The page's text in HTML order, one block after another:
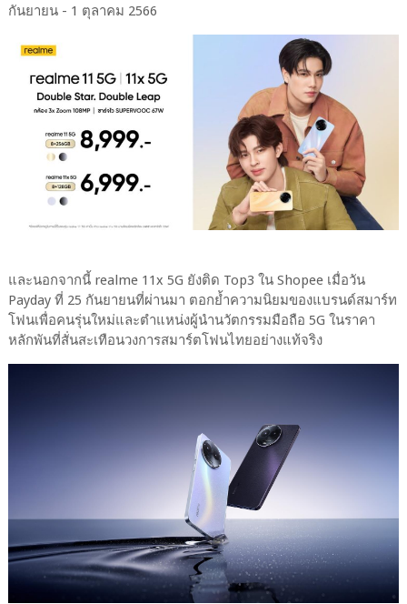
กันยายน - 1 ตุลาคม 2566
และนอกจากนี้ realme 11x 5G ยังติด Top3 ใน Shopee เมื่อวัน
Payday ที่ 25 กันยายนที่ผ่านมา ตอกย้ำความนิยมของแบรนด์สมาร์ท
โฟนเพื่อคนรุ่นใหม่และตำแหน่งผู้นำนวัตกรรมมือถือ 5G ในราคา
หลักพันที่สั่นสะเทือนวงการสมาร์ตโฟนไทยอย่างแท้จริง